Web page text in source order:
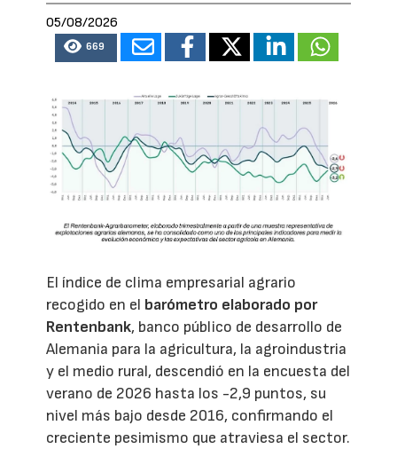
05/08/2026
669
El índice de clima empresarial agrario
recogido en el barómetro elaborado por
Rentenbank, banco público de desarrollo de
Alemania para la agricultura, la agroindustria
y el medio rural, descendió en la encuesta del
verano de 2026 hasta los -2,9 puntos, su
nivel más bajo desde 2016, confirmando el
creciente pesimismo que atraviesa el sector.